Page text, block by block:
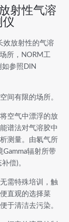
射性气溶
效放射性的气溶
所，NORM工
参照DIN
间有限的场所。
空气中漂浮的放
谱法对气溶胶中
测量。由氡气所
Gamma辐射所带
偿)。
需特殊培训，触
直观的选择菜
于清洁去污染。